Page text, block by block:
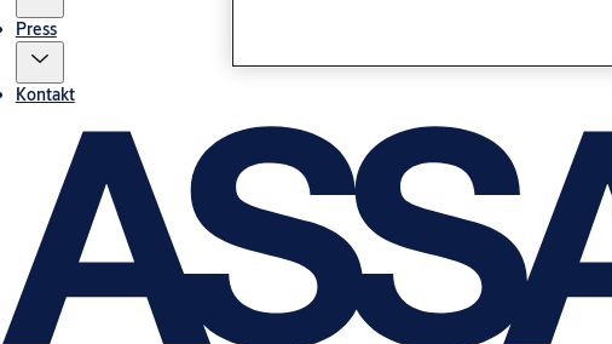
Press
Kontakt